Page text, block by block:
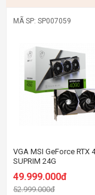
MÃ SP: SP007059
VGA MSI GeForce RTX
SUPRIM 24G
49.999.000đ
52.999.000đ